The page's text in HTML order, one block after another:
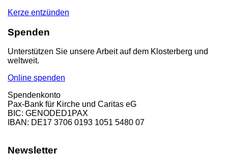
Kerze entzünden
Spenden
Unterstützen Sie unsere Arbeit auf dem Klosterberg und
weltweit.
Online spenden
Spendenkonto
Pax-Bank für Kirche und Caritas eG
BIC: GENODED1PAX
IBAN: DE17 3706 0193 1051 5480 07
Newsletter